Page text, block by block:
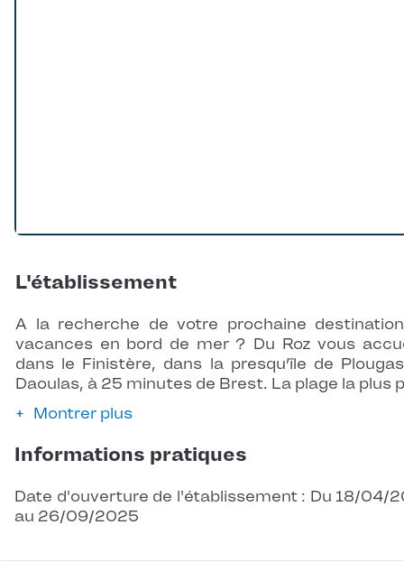
L'établissement
A la recherche de votre prochaine
vacances en bord de mer ? Du Roz vous
dans le Finistère, dans la presqu’île de
Daoulas, à 25 minutes de Brest. La plage la plus
Montrer plus
Informations pratiques
Date d'ouverture de l'établissement : Du 18/04/
au 26/09/2025